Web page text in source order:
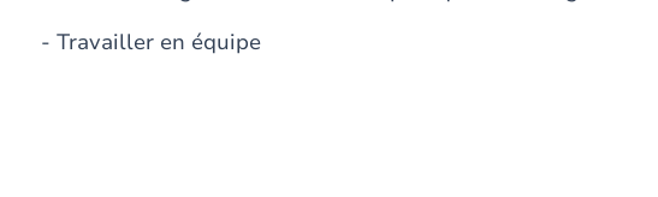
- Travailler en équipe